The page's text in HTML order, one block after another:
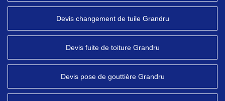
Devis changement de tuile Grandru
Devis fuite de toiture Grandru
Devis pose de gouttière Grandru